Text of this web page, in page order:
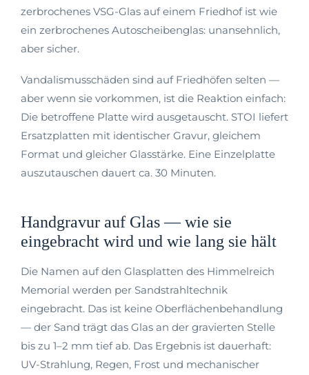
zerbrochenes VSG-Glas auf einem Friedhof ist wie
ein zerbrochenes Autoscheibenglas: unansehnlich,
aber sicher.
Vandalismusschäden sind auf Friedhöfen selten —
aber wenn sie vorkommen, ist die Reaktion einfach:
Die betroffene Platte wird ausgetauscht. STOI liefert
Ersatzplatten mit identischer Gravur, gleichem
Format und gleicher Glasstärke. Eine Einzelplatte
auszutauschen dauert ca. 30 Minuten.
Handgravur auf Glas — wie sie
eingebracht wird und wie lang sie hält
Die Namen auf den Glasplatten des Himmelreich
Memorial werden per Sandstrahltechnik
eingebracht. Das ist keine Oberflächenbehandlung
— der Sand trägt das Glas an der gravierten Stelle
bis zu 1–2 mm tief ab. Das Ergebnis ist dauerhaft:
UV-Strahlung, Regen, Frost und mechanischer